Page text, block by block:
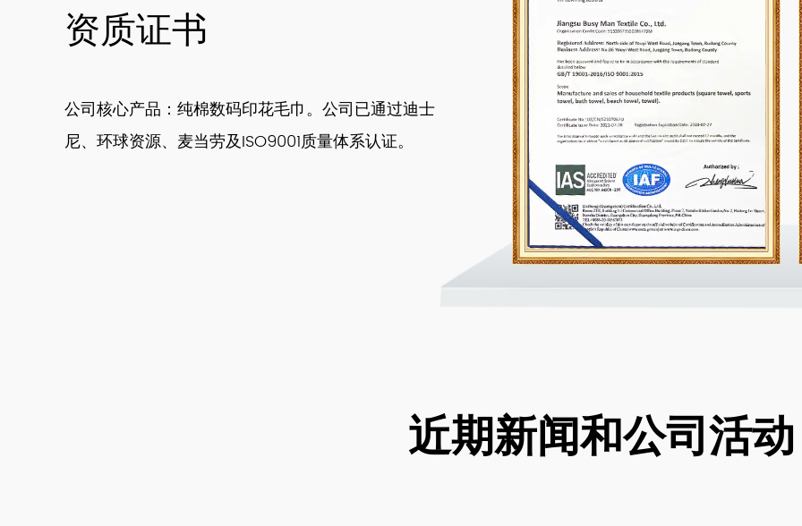
资质证书
公司核心产品：纯棉数码印花毛巾。公司已通过迪士
尼、环球资源、麦当劳及ISO9001质量体系认证。
近期新闻和公司活动